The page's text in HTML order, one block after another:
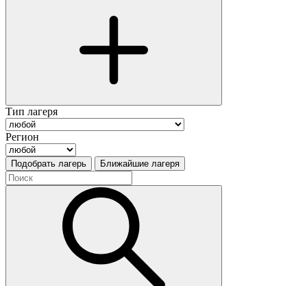
Тип лагеря
Регион
Подобрать лагерь Ближайшие лагеря